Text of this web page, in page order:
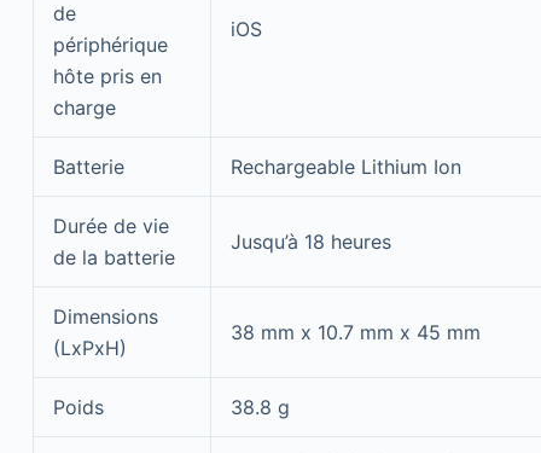
de
périphérique
hôte pris en
charge
iOS
Batterie Rechargeable Lithium Ion
Durée de vie
de la batterie
Jusqu’à 18 heures
Dimensions
(LxPxH)
38 mm x 10.7 mm x 45 mm
Poids 38.8 g